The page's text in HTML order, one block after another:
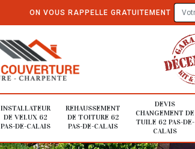
ON VOUS RAPPELLE GRATUITEMENT
INSTALLATEUR
DE VELUX 62
PAS-DE-CALAIS
REHAUSSEMENT
DE TOITURE 62
PAS-DE-CALAIS
DEVIS
CHANGEMENT DE
TUILE 62 PAS-DE-
CALAIS